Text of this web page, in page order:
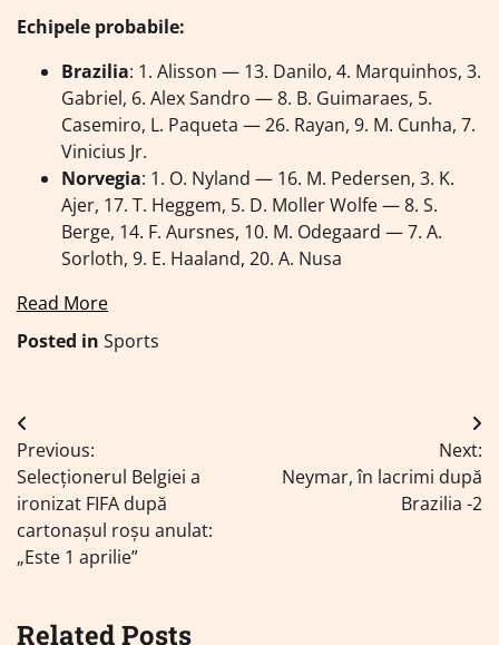
Echipele probabile:
Brazilia: 1. Alisson — 13. Danilo, 4. Marquinhos, 3.
Gabriel, 6. Alex Sandro — 8. B. Guimaraes, 5.
Casemiro, L. Paqueta — 26. Rayan, 9. M. Cunha, 7.
Vinicius Jr.
Norvegia: 1. O. Nyland — 16. M. Pedersen, 3. K.
Ajer, 17. T. Heggem, 5. D. Moller Wolfe — 8. S.
Berge, 14. F. Aursnes, 10. M. Odegaard — 7. A.
Sorloth, 9. E. Haaland, 20. A. Nusa
Read More
Posted in Sports
Navigare
în
articole
Previous:
Selecționerul Belgiei a
ironizat FIFA după
cartonașul roșu anulat:
„Este 1 aprilie”
Next:
Neymar, în lacrimi după
Brazilia -2
Related Posts